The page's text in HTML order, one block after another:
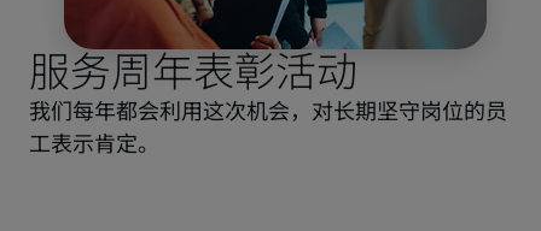
服务周年表彰活动
我们每年都会利用这次机会，对长期坚守岗位的员
工表示肯定。